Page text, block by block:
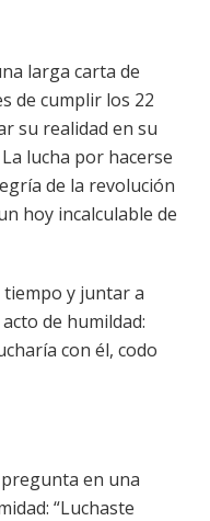
larga carta de
de cumplir los 22
su realidad en su
lucha por hacerse
de la revolución
hoy incalculable de
tiempo y juntar a
de humildad:
con él, codo
pregunta en una
“Luchaste